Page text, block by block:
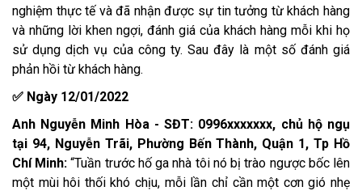
nghiệm thực tế và đã nhận được sự tin tưởng từ khách hàng
và những lời khen ngợi, đánh giá của khách hàng mỗi khi họ
sử dụng dịch vụ của công ty. Sau đây là một số đánh giá
phản hồi từ khách hàng.
✅ Ngày 12/01/2022
Anh Nguyễn Minh Hòa - SĐT: 0996xxxxxxx, chủ hộ ngụ
tại 94, Nguyễn Trãi, Phường Bến Thành, Quận 1, Tp Hồ
Chí Minh:“Tuần trước hố ga nhà tôi nó bị trào ngược bốc lên
một mùi hôi thối khó chịu, mỗi lần chỉ cần một cơn gió nhẹ